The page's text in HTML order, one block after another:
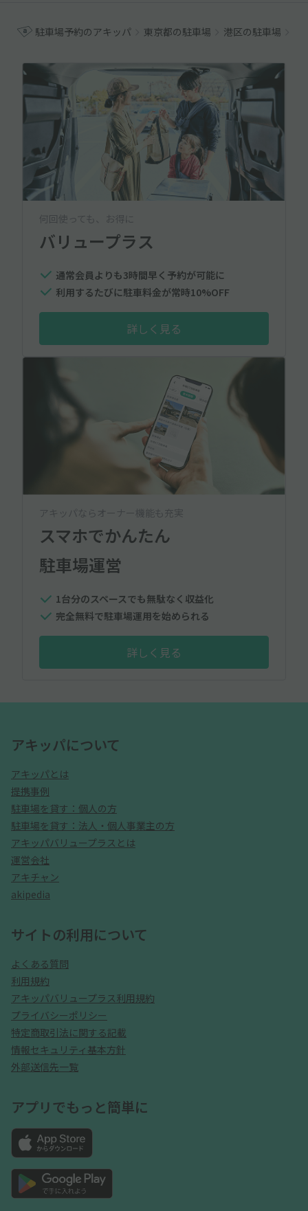
駐車場予約のアキッパ 東京都の駐車場 港区の駐車場
何回使っても、お得に
バリュープラス
通常会員よりも3時間早く予約が可能に
利用するたびに駐車料金が常時10%OFF
詳しく見る
アキッパならオーナー機能も充実
スマホでかんたん
駐車場運営
1台分のスペースでも無駄なく収益化
完全無料で駐車場運用を始められる
詳しく見る
アキッパについて
アキッパとは
提携事例
駐車場を貸す：個人の方
駐車場を貸す：法人・個人事業主の方
アキッパバリュープラスとは
運営会社
アキチャン
akipedia
サイトの利用について
よくある質問
利用規約
アキッパバリュープラス利用規約
プライバシーポリシー
特定商取引法に関する記載
情報セキュリティ基本方針
外部送信先一覧
アプリでもっと簡単に